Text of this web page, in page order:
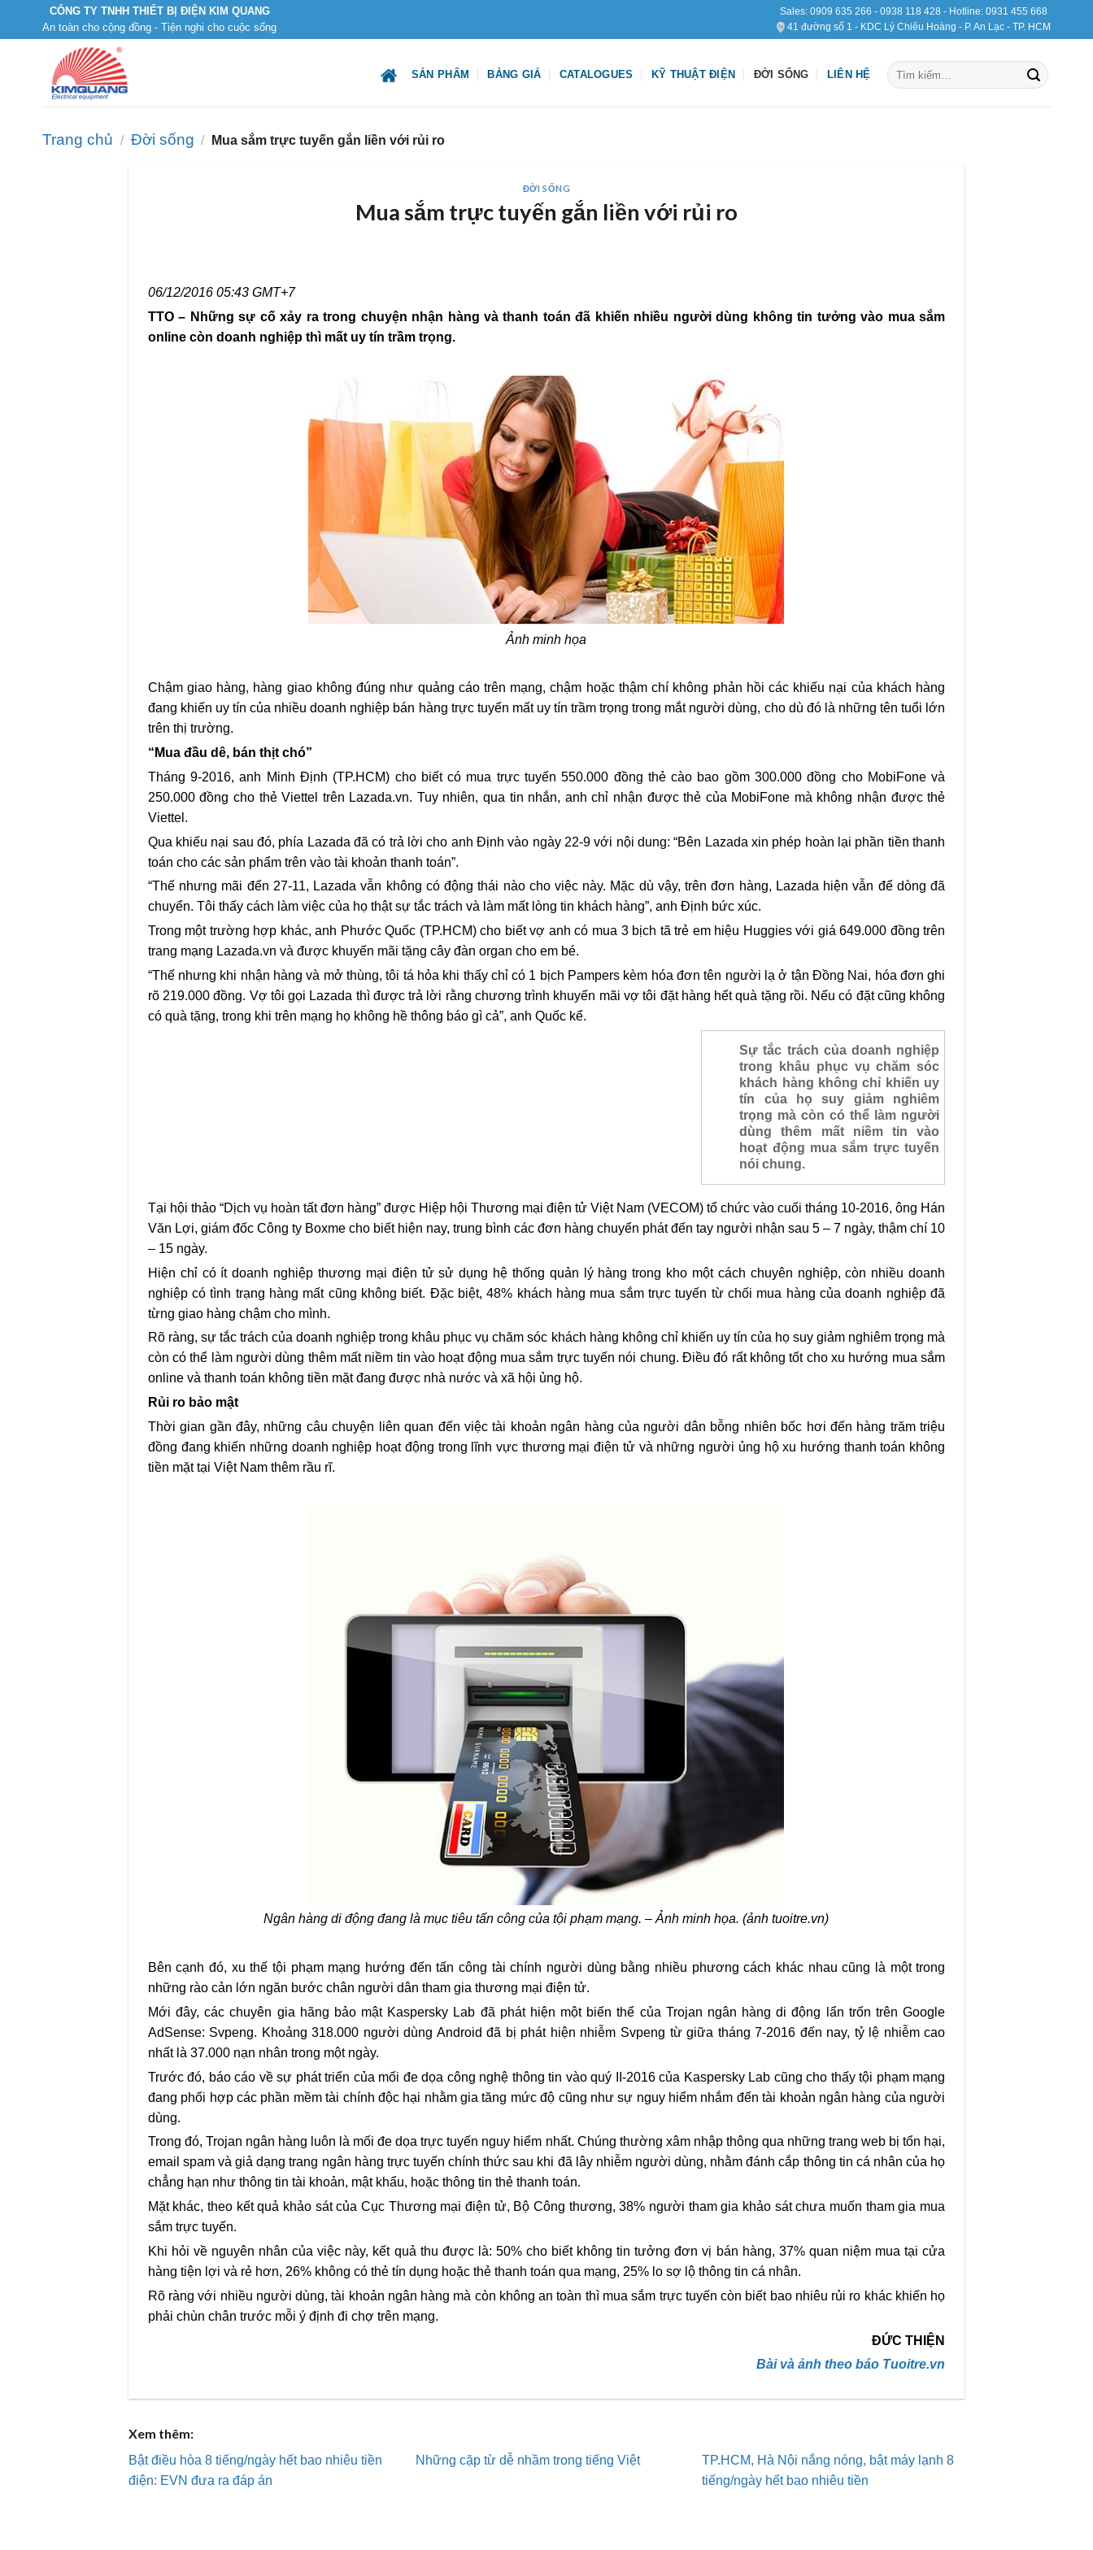
CÔNG TY TNHH THIẾT BỊ ĐIỆN KIM QUANG
An toàn cho cộng đồng - Tiện nghi cho cuộc sống
Sales: 0909 635 266 - 0938 118 428 - Hotline: 0931 455 668
41 đường số 1 - KDC Lý Chiêu Hoàng - P. An Lạc - TP. HCM
SẢN PHẨM BẢNG GIÁ CATALOGUES KỸ THUẬT ĐIỆN ĐỜI SỐNG LIÊN HỆ
Tìm
kiếm:
Trang chủ / Đời sống / Mua sắm trực tuyến gắn liền với rủi ro
ĐỜI SỐNG
Mua sắm trực tuyến gắn liền với rủi ro
06/12/2016 05:43 GMT+7
TTO – Những sự cố xảy ra trong chuyện nhận hàng và thanh toán đã khiến nhiều người dùng không tin tưởng vào mua sắm
online còn doanh nghiệp thì mất uy tín trầm trọng.
Ảnh minh họa
Chậm giao hàng, hàng giao không đúng như quảng cáo trên mạng, chậm hoặc thậm chí không phản hồi các khiếu nại của khách hàng
đang khiến uy tín của nhiều doanh nghiệp bán hàng trực tuyến mất uy tín trầm trọng trong mắt người dùng, cho dù đó là những tên tuổi lớn
trên thị trường.
“Mua đầu dê, bán thịt chó”
Tháng 9-2016, anh Minh Định (TP.HCM) cho biết có mua trực tuyến 550.000 đồng thẻ cào bao gồm 300.000 đồng cho MobiFone và
250.000 đồng cho thẻ Viettel trên Lazada.vn. Tuy nhiên, qua tin nhắn, anh chỉ nhận được thẻ của MobiFone mà không nhận được thẻ
Viettel.
Qua khiếu nại sau đó, phía Lazada đã có trả lời cho anh Định vào ngày 22-9 với nội dung: “Bên Lazada xin phép hoàn lại phần tiền thanh
toán cho các sản phẩm trên vào tài khoản thanh toán”.
“Thế nhưng mãi đến 27-11, Lazada vẫn không có động thái nào cho việc này. Mặc dù vậy, trên đơn hàng, Lazada hiện vẫn để dòng đã
chuyển. Tôi thấy cách làm việc của họ thật sự tắc trách và làm mất lòng tin khách hàng”, anh Định bức xúc.
Trong một trường hợp khác, anh Phước Quốc (TP.HCM) cho biết vợ anh có mua 3 bịch tã trẻ em hiệu Huggies với giá 649.000 đồng trên
trang mạng Lazada.vn và được khuyến mãi tặng cây đàn organ cho em bé.
“Thế nhưng khi nhận hàng và mở thùng, tôi tá hỏa khi thấy chỉ có 1 bịch Pampers kèm hóa đơn tên người lạ ở tận Đồng Nai, hóa đơn ghi
rõ 219.000 đồng. Vợ tôi gọi Lazada thì được trả lời rằng chương trình khuyến mãi vợ tôi đặt hàng hết quà tặng rồi. Nếu có đặt cũng không
có quà tặng, trong khi trên mạng họ không hề thông báo gì cả”, anh Quốc kể.
Sự tắc trách của doanh nghiệp
trong khâu phục vụ chăm sóc
khách hàng không chỉ khiến uy
tín của họ suy giảm nghiêm
trọng mà còn có thể làm người
dùng thêm mất niềm tin vào
hoạt động mua sắm trực tuyến
nói chung.
Tại hội thảo “Dịch vụ hoàn tất đơn hàng” được Hiệp hội Thương mại điện tử Việt Nam (VECOM) tổ chức vào cuối tháng 10-2016, ông Hán
Văn Lợi, giám đốc Công ty Boxme cho biết hiện nay, trung bình các đơn hàng chuyển phát đến tay người nhận sau 5 – 7 ngày, thậm chí 10
– 15 ngày.
Hiện chỉ có ít doanh nghiệp thương mại điện tử sử dụng hệ thống quản lý hàng trong kho một cách chuyên nghiệp, còn nhiều doanh
nghiệp có tình trạng hàng mất cũng không biết. Đặc biệt, 48% khách hàng mua sắm trực tuyến từ chối mua hàng của doanh nghiệp đã
từng giao hàng chậm cho mình.
Rõ ràng, sự tắc trách của doanh nghiệp trong khâu phục vụ chăm sóc khách hàng không chỉ khiến uy tín của họ suy giảm nghiêm trọng mà
còn có thể làm người dùng thêm mất niềm tin vào hoạt động mua sắm trực tuyến nói chung. Điều đó rất không tốt cho xu hướng mua sắm
online và thanh toán không tiền mặt đang được nhà nước và xã hội ủng hộ.
Rủi ro bảo mật
Thời gian gần đây, những câu chuyện liên quan đến việc tài khoản ngân hàng của người dân bỗng nhiên bốc hơi đến hàng trăm triệu
đồng đang khiến những doanh nghiệp hoạt động trong lĩnh vực thương mại điện tử và những người ủng hộ xu hướng thanh toán không
tiền mặt tại Việt Nam thêm rầu rĩ.
Ngân hàng di động đang là mục tiêu tấn công của tội phạm mạng. – Ảnh minh họa. (ảnh tuoitre.vn)
Bên cạnh đó, xu thế tội phạm mạng hướng đến tấn công tài chính người dùng bằng nhiều phương cách khác nhau cũng là một trong
những rào cản lớn ngăn bước chân người dân tham gia thương mại điện tử.
Mới đây, các chuyên gia hãng bảo mật Kaspersky Lab đã phát hiện một biến thể của Trojan ngân hàng di động lẩn trốn trên Google
AdSense: Svpeng. Khoảng 318.000 người dùng Android đã bị phát hiện nhiễm Svpeng từ giữa tháng 7-2016 đến nay, tỷ lệ nhiễm cao
nhất là 37.000 nạn nhân trong một ngày.
Trước đó, báo cáo về sự phát triển của mối đe dọa công nghệ thông tin vào quý II-2016 của Kaspersky Lab cũng cho thấy tội phạm mạng
đang phối hợp các phần mềm tài chính độc hại nhằm gia tăng mức độ cũng như sự nguy hiểm nhắm đến tài khoản ngân hàng của người
dùng.
Trong đó, Trojan ngân hàng luôn là mối đe dọa trực tuyến nguy hiểm nhất. Chúng thường xâm nhập thông qua những trang web bị tổn hại,
email spam và giả dạng trang ngân hàng trực tuyến chính thức sau khi đã lây nhiễm người dùng, nhằm đánh cắp thông tin cá nhân của họ
chẳng hạn như thông tin tài khoản, mật khẩu, hoặc thông tin thẻ thanh toán.
Mặt khác, theo kết quả khảo sát của Cục Thương mại điện tử, Bộ Công thương, 38% người tham gia khảo sát chưa muốn tham gia mua
sắm trực tuyến.
Khi hỏi về nguyên nhân của việc này, kết quả thu được là: 50% cho biết không tin tưởng đơn vị bán hàng, 37% quan niệm mua tại cửa
hàng tiện lợi và rẻ hơn, 26% không có thẻ tín dụng hoặc thẻ thanh toán qua mạng, 25% lo sợ lộ thông tin cá nhân.
Rõ ràng với nhiều người dùng, tài khoản ngân hàng mà còn không an toàn thì mua sắm trực tuyến còn biết bao nhiêu rủi ro khác khiến họ
phải chùn chân trước mỗi ý định đi chợ trên mạng.
ĐỨC THIỆN
Bài và ảnh theo báo Tuoitre.vn
Xem thêm:
Bật điều hòa 8 tiếng/ngày hết bao nhiêu tiền
điện: EVN đưa ra đáp án
Những cặp từ dễ nhầm trong tiếng Việt
TP.HCM, Hà Nội nắng nóng, bật máy lạnh 8
tiếng/ngày hết bao nhiêu tiền